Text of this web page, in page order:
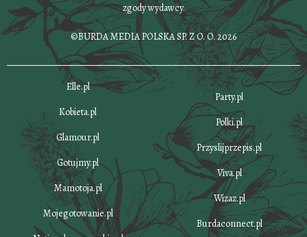
zgody wydawcy.
©BURDA MEDIA POLSKA SP. Z O. O. 2026
Elle.pl
Kobieta.pl
Glamour.pl
Gotujmy.pl
Mamotoja.pl
Mojegotowanie.pl
Party.pl
Polki.pl
Przyslijprzepis.pl
Viva.pl
Wizaz.pl
Burdaconnect.pl